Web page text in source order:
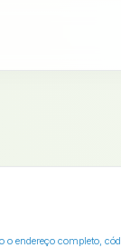
o endereço completo,